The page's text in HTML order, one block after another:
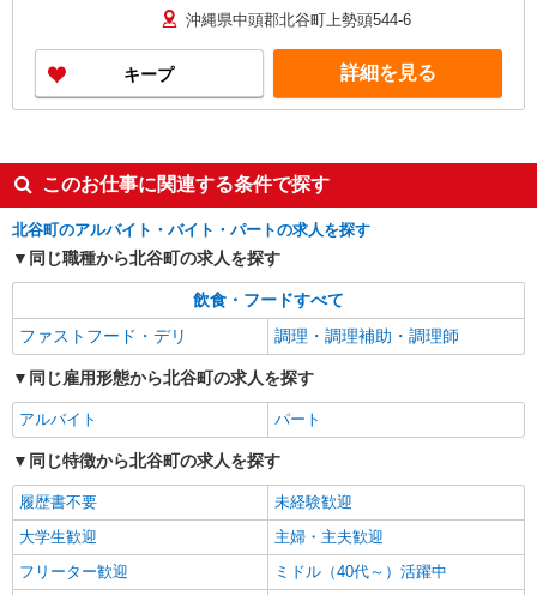
＋150円
沖縄県中頭郡北谷町上勢頭544-6
キープ 詳細を見る
このお仕事に関連する条件で探す
北谷町のアルバイト・バイト・パートの求人を探す
同じ職種から北谷町の求人を探す
飲食・フードすべて
ファストフード・デリ
調理・調理補助・調理師
同じ雇用形態から北谷町の求人を探す
アルバイト パート
同じ特徴から北谷町の求人を探す
履歴書不要
未経験歓迎
大学生歓迎
主婦・主夫歓迎
フリーター歓迎
ミドル（40代～）活躍中